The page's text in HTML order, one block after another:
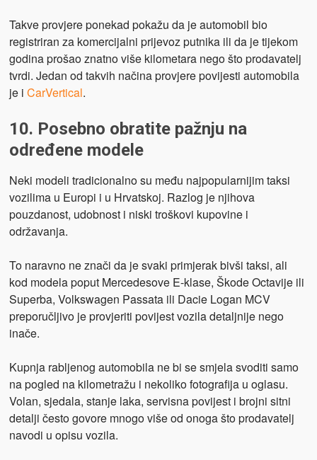
Takve provjere ponekad pokažu da je automobil bio
registriran za komercijalni prijevoz putnika ili da je tijekom
godina prošao znatno više kilometara nego što prodavatelj
tvrdi. Jedan od takvih načina provjere povijesti automobila
je i CarVertical.
10. Posebno obratite pažnju na
određene modele
Neki modeli tradicionalno su među najpopularnijim taksi
vozilima u Europi i u Hrvatskoj. Razlog je njihova
pouzdanost, udobnost i niski troškovi kupovine i
održavanja.
To naravno ne znači da je svaki primjerak bivši taksi, ali
kod modela poput Mercedesove E-klase, Škode Octavije ili
Superba, Volkswagen Passata ili Dacie Logan MCV
preporučljivo je provjeriti povijest vozila detaljnije nego
inače.
Kupnja rabljenog automobila ne bi se smjela svoditi samo
na pogled na kilometražu i nekoliko fotografija u oglasu.
Volan, sjedala, stanje laka, servisna povijest i brojni sitni
detalji često govore mnogo više od onoga što prodavatelj
navodi u opisu vozila.